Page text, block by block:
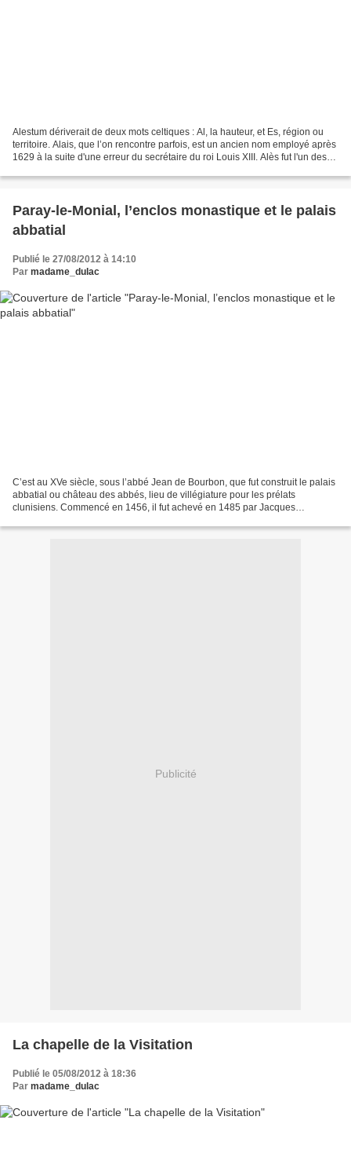
Alestum dériverait de deux mots celtiques : Al, la hauteur, et Es, région ou
territoire. Alais, que l’on rencontre parfois, est un ancien nom employé après
1629 à la suite d'une erreur du secrétaire du roi Louis XIII. Alès fut l'un des
Paray-le-Monial, l’enclos monastique et le palais
abbatial
Publié le 27/08/2012 à 14:10
Par madame_dulac
C’est au XVe siècle, sous l’abbé Jean de Bourbon, que fut construit le palais
abbatial ou château des abbés, lieu de villégiature pour les prélats
clunisiens. Commencé en 1456, il fut achevé en 1485 par Jacques
Publicité
La chapelle de la Visitation
Publié le 05/08/2012 à 18:36
Par madame_dulac